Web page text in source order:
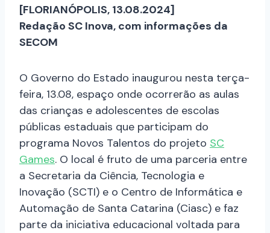
[FLORIANÓPOLIS, 13.08.2024]
Redação SC Inova, com informações da
SECOM
O Governo do Estado inaugurou nesta terça-
feira, 13.08, espaço onde ocorrerão as aulas
das crianças e adolescentes de escolas
públicas estaduais que participam do
programa Novos Talentos do projeto SC
Games. O local é fruto de uma parceria entre
a Secretaria da Ciência, Tecnologia e
Inovação (SCTI) e o Centro de Informática e
Automação de Santa Catarina (Ciasc) e faz
parte da iniciativa educacional voltada para